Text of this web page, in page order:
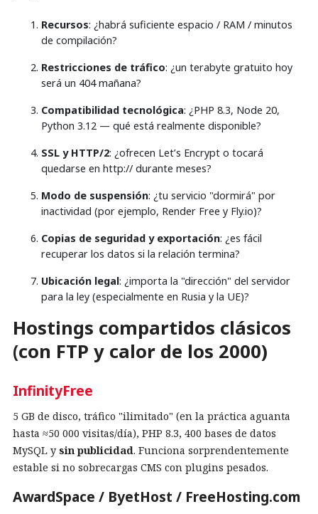
Recursos: ¿habrá suficiente espacio / RAM / minutos
de compilación?
Restricciones de tráfico: ¿un terabyte gratuito hoy
será un 404 mañana?
Compatibilidad tecnológica: ¿PHP 8.3, Node 20,
Python 3.12 — qué está realmente disponible?
SSL y HTTP/2: ¿ofrecen Let’s Encrypt o tocará
quedarse en http:// durante meses?
Modo de suspensión: ¿tu servicio "dormirá" por
inactividad (por ejemplo, Render Free y Fly.io)?
Copias de seguridad y exportación: ¿es fácil
recuperar los datos si la relación termina?
Ubicación legal: ¿importa la "dirección" del servidor
para la ley (especialmente en Rusia y la UE)?
Hostings compartidos clásicos
(con FTP y calor de los 2000)
InfinityFree
5 GB de disco, tráfico "ilimitado" (en la práctica aguanta
hasta ≈50 000 visitas/día), PHP 8.3, 400 bases de datos
MySQL y sin publicidad. Funciona sorprendentemente
estable si no sobrecargas CMS con plugins pesados.
AwardSpace / ByetHost / FreeHosting.com